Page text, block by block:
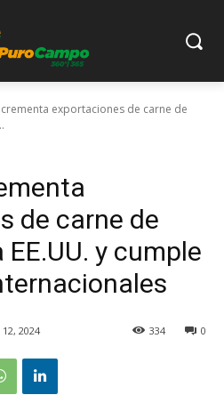
exportaciones de carne de
de carne de
y cumple
2024 0
334